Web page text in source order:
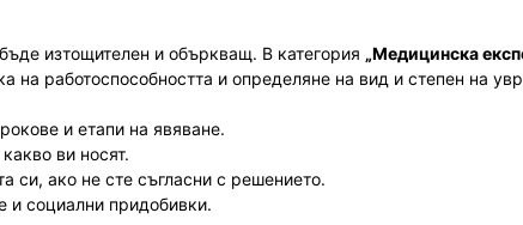
изтощителен и объркващ. В категория „Медицинска
на работоспособността и определяне на вид и степен на
и етапи на явяване.
ви носят.
си, ако не сте съгласни с решението.
и социални придобивки.